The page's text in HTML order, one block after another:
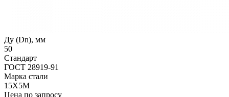
Ду (Dn), мм
50
Стандарт
ГОСТ 28919-91
Марка стали
15Х5М
Цена по запросу